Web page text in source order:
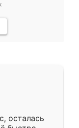
осталась